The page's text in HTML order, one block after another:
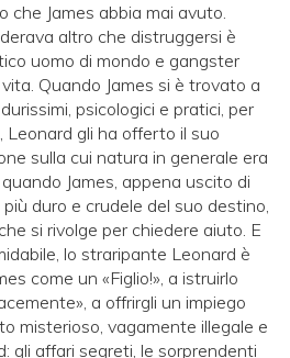
che James abbia mai avuto.
altro che distruggersi è
uomo di mondo e gangster
Quando James si è trovato a
psicologici e pratici, per
Leonard gli ha offerto il suo
sulla cui natura in generale era
James, appena uscito di
duro e crudele del suo destino,
si rivolge per chiedere aiuto. E
lo straripante Leonard è
come un «Figlio!», a istruirlo
a offrirgli un impiego
misterioso, vagamente illegale e
gli affari segreti, le sorprendenti